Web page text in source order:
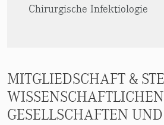
Chirurgische Infektiologie
MITGLIEDSCHAFT &
WISSENSCHAFTLICHEN
GESELLSCHAFTEN